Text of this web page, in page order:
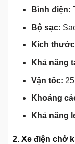
Bình điện:
Bộ sạc:
Kích
Khả năng
Vận tốc:
Khoảng
Khả năng
2. Xe điện chở